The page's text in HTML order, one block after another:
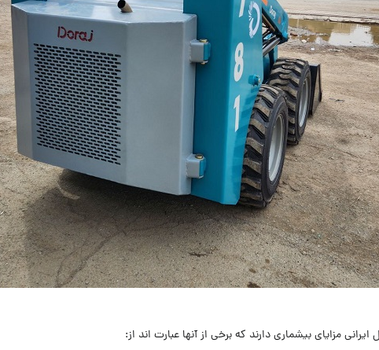
مزایای بیشماری دارند که برخی از آنها عبارت اند از: